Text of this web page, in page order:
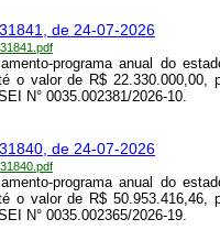
de 24-07-2026
programa anual do
o valor de R$ 22.330.000,00,
N° 0035.002381/2026-10.
de 24-07-2026
programa anual do
o valor de R$ 50.953.416,46,
N° 0035.002365/2026-19.